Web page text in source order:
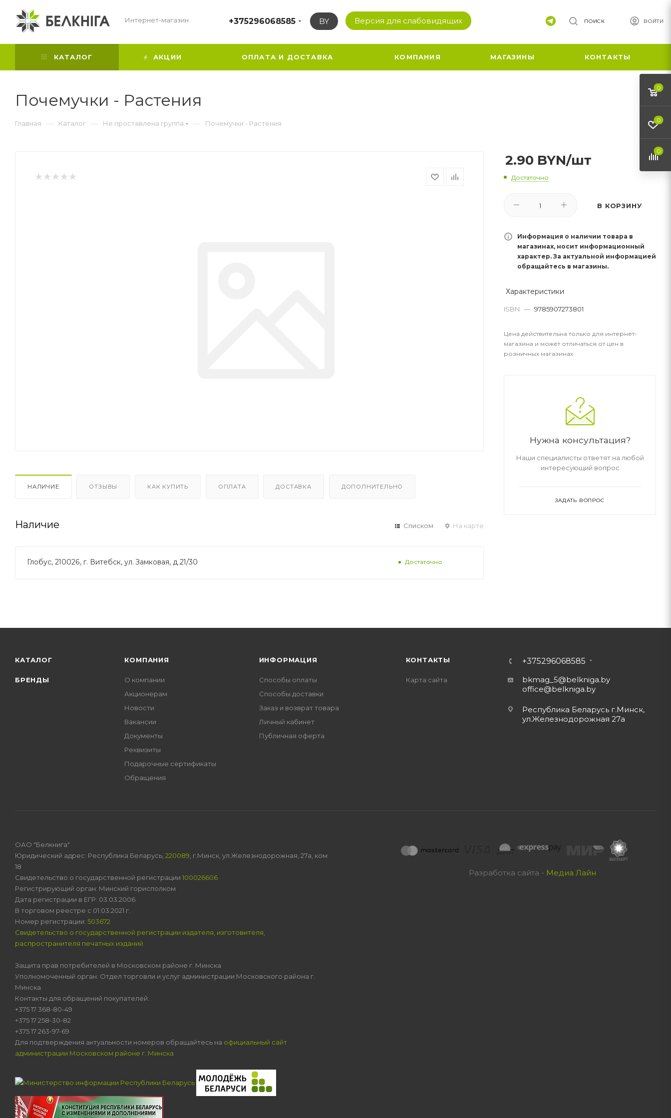
Интернет-магазин +375296068585 BY Версия для слабовидящих ВОЙТИ
ПОИСК
КАТАЛОГ АКЦИИ ОПЛАТА И ДОСТАВКА КОМПАНИЯ МАГАЗИНЫ КОНТАКТЫ
Почемучки - Растения
Главная — Каталог — Не проставлена группа — Почемучки - Растения
НАЛИЧИЕ ОТЗЫВЫ КАК КУПИТЬ ОПЛАТА ДОСТАВКА ДОПОЛНИТЕЛЬНО
Наличие Списком На карте
Глобус, 210026, г. Витебск, ул. Замковая, д.21/30 Достаточно
2.90 BYN/шт
Достаточно
В КОРЗИНУ
Информация о наличии товара в
магазинах, носит информационный
характер. За актуальной информацией
обращайтесь в магазины.
Характеристики
ISBN — 9785907273801
Цена действительна только для интернет-
магазина и может отличаться от цен в
розничных магазинах
Нужна консультация?
Наши специалисты ответят на любой
интересующий вопрос
ЗАДАТЬ ВОПРОС
КАТАЛОГ
БРЕНДЫ
КОМПАНИЯ
О компании
Акционерам
Новости
Вакансии
Документы
Реквизиты
Подарочные сертификаты
Обращения
ИНФОРМАЦИЯ
Способы оплаты
Способы доставки
Заказ и возврат товара
Личный кабинет
Публичная оферта
КОНТАКТЫ
Карта сайта
+375296068585
bkmag_5@belkniga.by
office@belkniga.by
Республика Беларусь г.Минск,
ул.Железнодорожная 27а
Разработка сайта - Медиа Лайн
ОАО "Белкнига"
Юридический адрес: Республика Беларусь, 220089 , г.Минск, ул.Железнодорожная, 27а, ком
18
Свидетельство о государственной регистрации 100026606
Регистрирующий орган: Минский горисполком
Дата регистрации в ЕГР: 03.03.2006
В торговом реестре с 01.03.2021 г.
Номер регистрации: 503672
Свидетельство о государственной регистрации издателя, изготовителя,
распространителя печатных изданий
Защита прав потребителей в Московском районе г. Минска
Уполномоченный орган: Отдел торговли и услуг администрации Московского района г.
Минска
Контакты для обращений покупателей:
+375 17 368-80-49
+375 17 258-30-82
+375 17 263-97-69
Для подтверждения актуальности номеров обращайтесь на официальный сайт
администрации Московском районе г. Минска
0
0
0